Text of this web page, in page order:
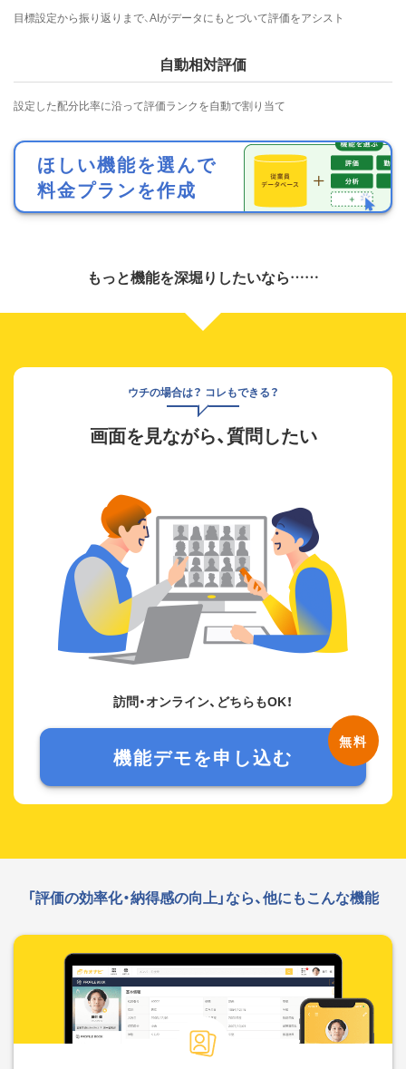
目標設定から振り返りまで、AIがデータにもとづいて評価をアシスト
自動相対評価
設定した配分比率に沿って評価ランクを自動で割り当て
ほしい機能を選んで
料金プランを作成
もっと機能を深堀りしたいなら……
ウチの場合は？ コレもできる？
画面を見ながら、質問したい
訪問・オンライン、どちらもOK！
機能デモを申し込む
「評価の効率化・納得感の向上」なら、他にもこんな機能